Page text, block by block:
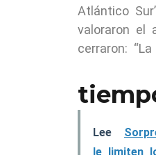
Atlántico
valoraron el
cerraron:
Lee
le limiten